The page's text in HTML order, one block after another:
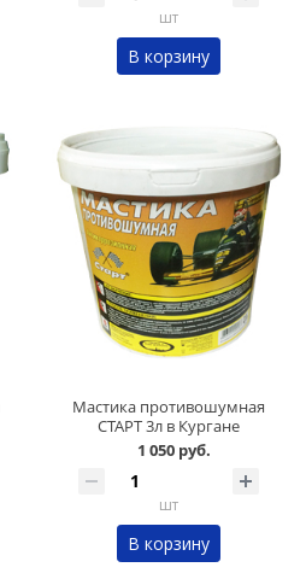
шт
В корзину
Мастика противошумная
СТАРТ 3л в Кургане
1 050 руб.
шт
В корзину